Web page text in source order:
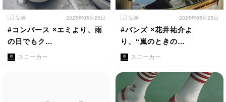
記事 2025年05月26日
#コンバース ×エミより、雨
の日でもク…
スニーカー
記事 2025年05月25日
#バンズ ×花井祐介よ
り、“嵐のときの…
スニーカー